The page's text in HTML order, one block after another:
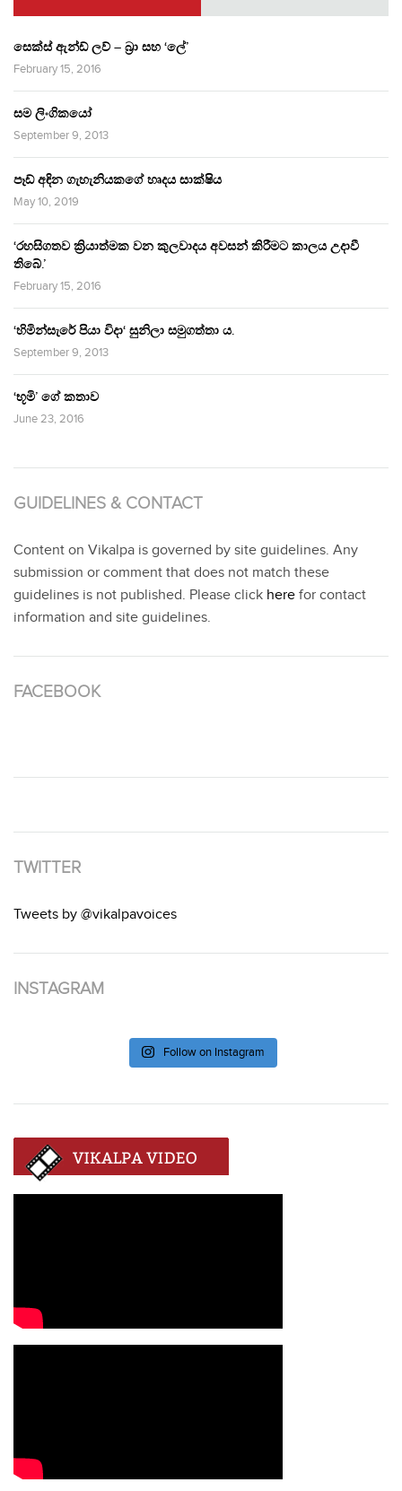
සෙක්ස් ඇන්ඩ් ලව් – බ්‍රා සහ ‘ලේ’
February 15, 2016
සම ලිංගිකයෝ
September 9, 2013
පෑඩ් අඳින ගැහැනියකගේ හෘදය සාක්ෂිය
May 10, 2019
‘රහසිගතව ක්‍රියාත්මක වන කුලවාදය අවසන් කිරීමට කාලය උදාවී
තිබේ.’
February 15, 2016
‘හිමින්සැරේ පියා විදා‘ සුනිලා සමුගත්තා ය.
September 9, 2013
‘භූමි’ ගේ කතාව
June 23, 2016
GUIDELINES & CONTACT
Content on Vikalpa is governed by site guidelines. Any
submission or comment that does not match these
guidelines is not published. Please click here for contact
information and site guidelines.
FACEBOOK
TWITTER
Tweets by @vikalpavoices
INSTAGRAM
Follow on Instagram